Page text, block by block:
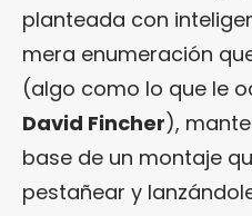
planteada con
mera enumeración
(algo como lo que le
David Fincher),
base de un montaje
pestañear y